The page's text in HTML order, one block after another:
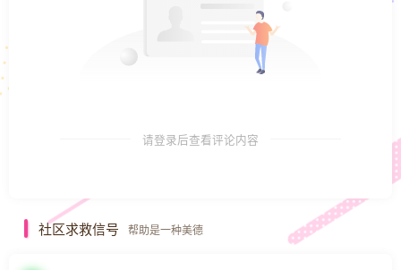
请登录后查看评论内容
社区求救信号 帮助是一种美德